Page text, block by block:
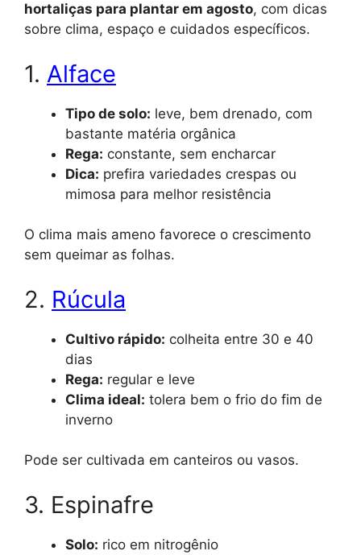
hortaliças para plantar em agosto, com dicas
sobre clima, espaço e cuidados específicos.
1. Alface
Tipo de solo: leve, bem drenado, com
bastante matéria orgânica
Rega: constante, sem encharcar
Dica: prefira variedades crespas ou
mimosa para melhor resistência
O clima mais ameno favorece o crescimento
sem queimar as folhas.
2. Rúcula
Cultivo rápido: colheita entre 30 e 40
dias
Rega: regular e leve
Clima ideal: tolera bem o frio do fim de
inverno
Pode ser cultivada em canteiros ou vasos.
3. Espinafre
Solo: rico em nitrogênio